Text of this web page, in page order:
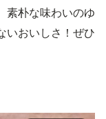
素朴な味わいのゆ
いおいしさ！ぜひ